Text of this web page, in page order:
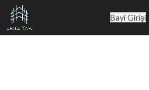
Bayi Girişi